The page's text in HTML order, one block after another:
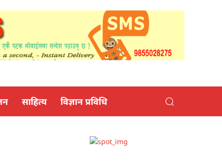
साहित्य विज्ञान प्रविधि